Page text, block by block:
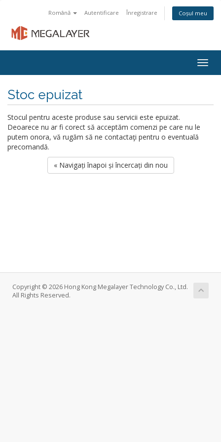
Română Autentificare Înregistrare Coșul meu
Stoc epuizat
Stocul pentru aceste produse sau servicii este epuizat.
Deoarece nu ar fi corect să acceptăm comenzi pe care nu le
putem onora, vă rugăm să ne contactaţi pentru o eventuală
precomandă.
« Navigați înapoi și încercați din nou
Copyright © 2026 Hong Kong Megalayer Technology Co., Ltd.
All Rights Reserved.